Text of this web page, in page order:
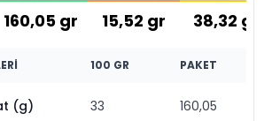
160,05gr 15,52 gr 38,32 gr
100 GR PAKET
(g) 33 160,05